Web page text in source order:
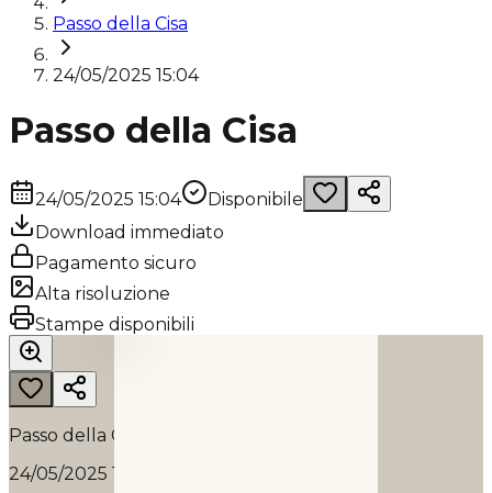
Passo della Cisa
24/05/2025 15:04
Passo della Cisa
24/05/2025 15:04
Disponibile
Download immediato
Pagamento sicuro
Alta risoluzione
Stampe disponibili
Passo della Cisa
24/05/2025 15:04